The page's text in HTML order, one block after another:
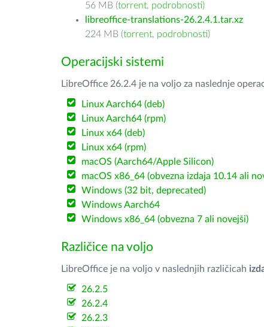
56 MB (torrent, podrobnosti)
libreoffice-translations-26.2.4.1.tar.xz
224 MB (torrent, podrobnosti)
Operacijski sistemi
LibreOffice 26.2.4 je na voljo za naslednje
Linux Aarch64 (deb)
Linux Aarch64 (rpm)
Linux x64 (deb)
Linux x64 (rpm)
macOS (Aarch64/Apple Silicon)
macOS x86_64 (obvezna izdaja 10.14 ali
Windows (32 bit, deprecated)
Windows Aarch64
Windows x86_64 (obvezna 7 ali novejši)
Različice na voljo
LibreOffice je na voljo v naslednjih različicah
26.2.5
26.2.4
26.2.3